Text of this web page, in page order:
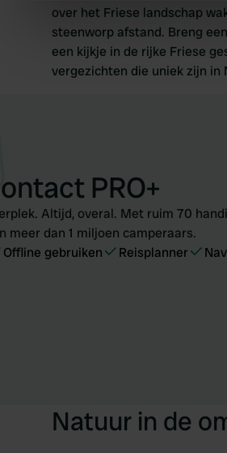
We use cookies to personalise
information about your use of
other information that you’ve
over het Friese landschap
steenworp afstand. Breng
een kijkje in de rijke Friese
vergezichten die uniek zijn in
PRO+
Altijd, overal. Met ruim 70
meer dan 1 miljoen camperaars.
Offline gebruiken Reisplanner
Natuur in de